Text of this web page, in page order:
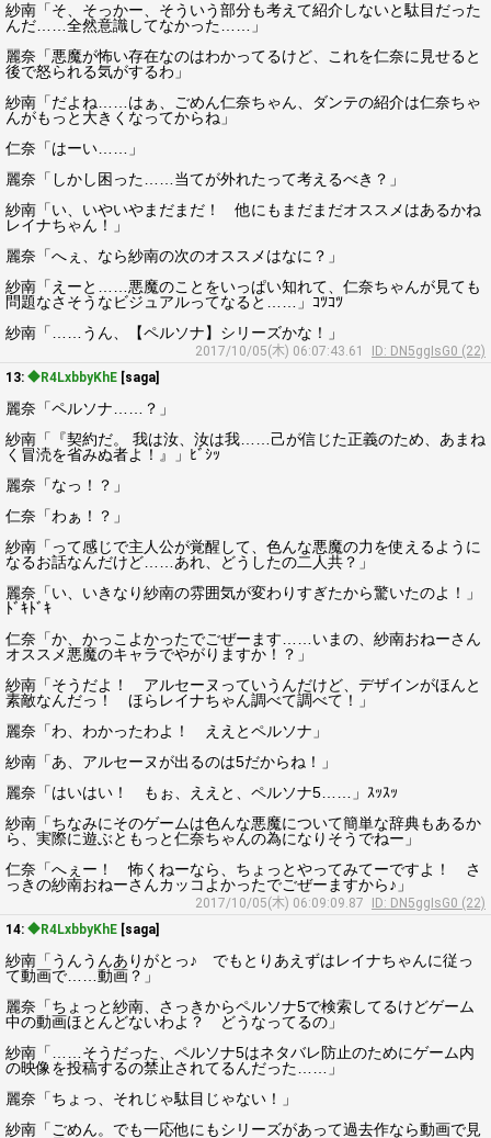
紗南「そ、そっかー、そういう部分も考えて紹介しないと駄目だった
んだ……全然意識してなかった……」
麗奈「悪魔が怖い存在なのはわかってるけど、これを仁奈に見せると
後で怒られる気がするわ」
紗南「だよね……はぁ、ごめん仁奈ちゃん、ダンテの紹介は仁奈ちゃ
んがもっと大きくなってからね」
仁奈「はーい……」
麗奈「しかし困った……当てが外れたって考えるべき？」
紗南「い、いやいやまだまだ！ 他にもまだまだオススメはあるかね
レイナちゃん！」
麗奈「へぇ、なら紗南の次のオススメはなに？」
紗南「えーと……悪魔のことをいっぱい知れて、仁奈ちゃんが見ても
問題なさそうなビジュアルってなると……」ｺﾂｺﾂ
紗南「……うん、【ペルソナ】シリーズかな！」
2017/10/05(木) 06:07:43.61
ID: DN5ggIsG0 (22)
13: ◆R4LxbbyKhE [saga]
麗奈「ペルソナ……？」
紗南「『契約だ。 我は汝、汝は我……己が信じた正義のため、あまね
く冒涜を省みぬ者よ！』」ﾋﾞｼｯ
麗奈「なっ！？」
仁奈「わぁ！？」
紗南「って感じで主人公が覚醒して、色んな悪魔の力を使えるように
なるお話なんだけど……あれ、どうしたの二人共？」
麗奈「い、いきなり紗南の雰囲気が変わりすぎたから驚いたのよ！」
ﾄﾞｷﾄﾞｷ
仁奈「か、かっこよかったでごぜーます……いまの、紗南おねーさん
オススメ悪魔のキャラでやがりますか！？」
紗南「そうだよ！ アルセーヌっていうんだけど、デザインがほんと
素敵なんだっ！ ほらレイナちゃん調べて調べて！」
麗奈「わ、わかったわよ！ ええとペルソナ」
紗南「あ、アルセーヌが出るのは5だからね！」
麗奈「はいはい！ もぉ、ええと、ペルソナ5……」ｽｯｽｯ
紗南「ちなみにそのゲームは色んな悪魔について簡単な辞典もあるか
ら、実際に遊ぶともっと仁奈ちゃんの為になりそうでねー」
仁奈「へぇー！ 怖くねーなら、ちょっとやってみてーですよ！ さ
っきの紗南おねーさんカッコよかったでごぜーますから♪」
2017/10/05(木) 06:09:09.87
ID: DN5ggIsG0 (22)
14: ◆R4LxbbyKhE [saga]
紗南「うんうんありがとっ♪ でもとりあえずはレイナちゃんに従っ
て動画で……動画？」
麗奈「ちょっと紗南、さっきからペルソナ5で検索してるけどゲーム
中の動画ほとんどないわよ？ どうなってるの」
紗南「……そうだった、ペルソナ5はネタバレ防止のためにゲーム内
の映像を投稿するの禁止されてるんだった……」
麗奈「ちょっ、それじゃ駄目じゃない！」
紗南「ごめん。でも一応他にもシリーズがあって過去作なら動画で見